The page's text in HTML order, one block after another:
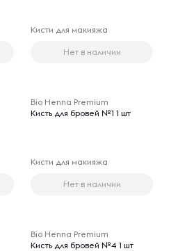
Кисти для макияжа
Нет в наличии
Bio Henna Premium
Кисть для бровей №1 1 шт
Кисти для макияжа
Нет в наличии
Bio Henna Premium
Кисть для бровей №4 1 шт